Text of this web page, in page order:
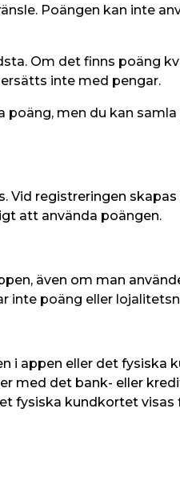
Poängen kan inte
Om det finns poäng
inte med pengar.
men du kan
Vid registreringen
att använda poängen.
även om man
inte poäng eller
i appen eller det fysiska
med det bank- eller
fysiska kundkortet